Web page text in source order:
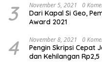
3 November 5, 2021 0
Dari Kapal Si Geo,
Award 2021
4 November 8, 2021 0
Pengin Skripsi Cepat
dan Kehilangan